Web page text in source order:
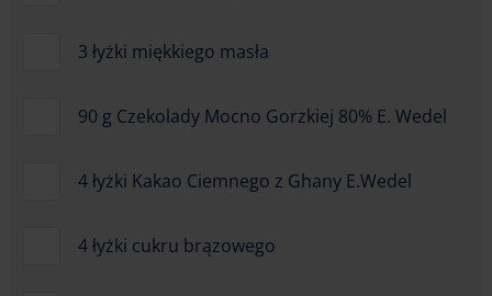
3 łyżki miękkiego masła
90 g Czekolady Mocno Gorzkiej 80% E. Wedel
4 łyżki Kakao Ciemnego z Ghany E.Wedel
4 łyżki cukru brązowego